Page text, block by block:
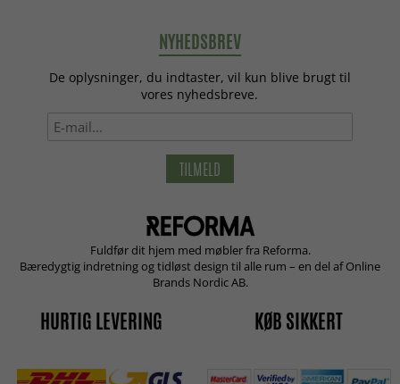
NYHEDSBREV
De oplysninger, du indtaster, vil kun blive brugt til
vores nyhedsbreve.
TILMELD
Fuldfør dit hjem med møbler fra Reforma.
Bæredygtig indretning og tidløst design til alle rum – en del af Online
Brands Nordic AB.
HURTIG LEVERING KØB SIKKERT